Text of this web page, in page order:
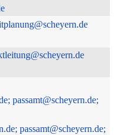
passamt@scheyern.de;